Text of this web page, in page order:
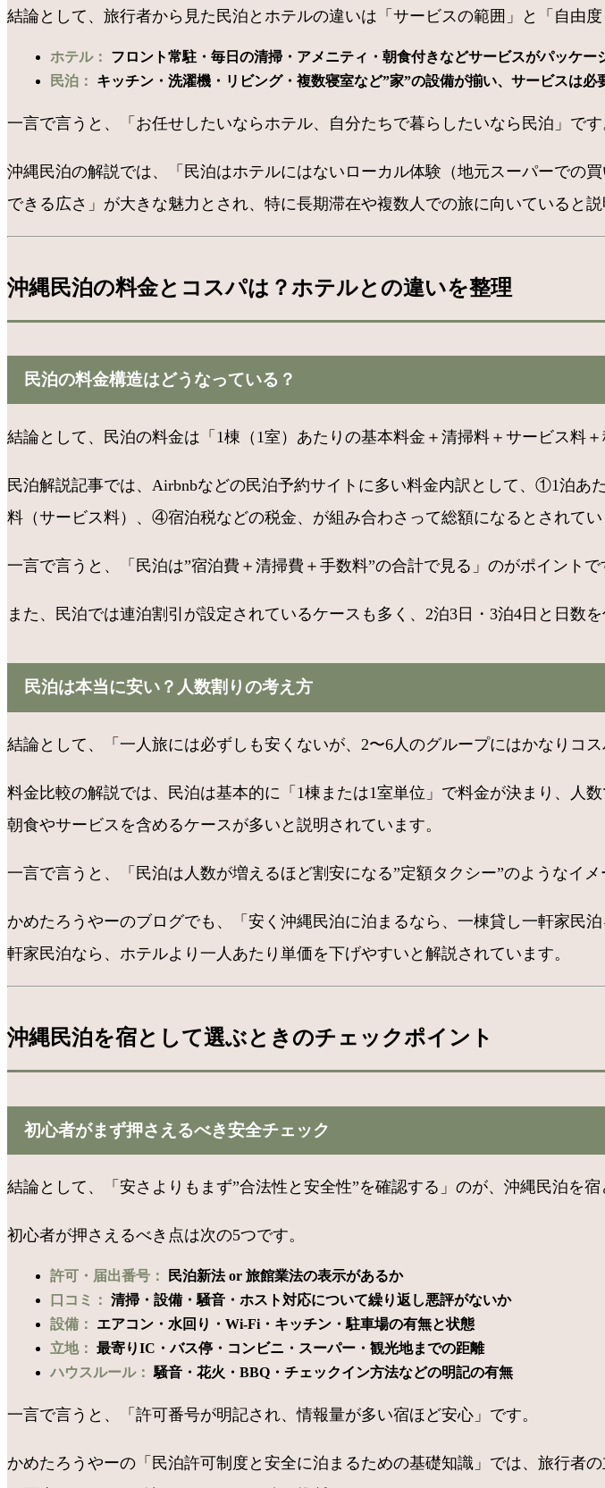
結論として、旅行者から見た民泊とホテルの違いは「サービスの範囲」と「自由度
ホテル：
フロント常駐・毎日の清掃・アメニティ・朝食付きなどサービスがパッケー
民泊：
キッチン・洗濯機・リビング・複数寝室など”家”の設備が揃い、サービスは必
一言で言うと、「お任せしたいならホテル、自分たちで暮らしたいなら民泊」です
沖縄民泊の解説では、「民泊はホテルにはないローカル体験（地元スーパーでの
できる広さ」が大きな魅力とされ、特に長期滞在や複数人での旅に向いていると説
沖縄民泊の料金とコスパは？ホテルとの違いを整理
民泊の料金構造はどうなっている？
結論として、民泊の料金は「1棟（1室）あたりの基本料金＋清掃料＋サービス料＋
民泊解説記事では、Airbnbなどの民泊予約サイトに多い料金内訳として、①1泊
料（サービス料）、④宿泊税などの税金、が組み合わさって総額になるとされてい
一言で言うと、「民泊は”宿泊費＋清掃費＋手数料”の合計で見る」のがポイントで
また、民泊では連泊割引が設定されているケースも多く、2泊3日・3泊4日と日数
民泊は本当に安い？人数割りの考え方
結論として、「一人旅には必ずしも安くないが、2〜6人のグループにはかなりコス
料金比較の解説では、民泊は基本的に「1棟または1室単位」で料金が決まり、人
朝食やサービスを含めるケースが多いと説明されています。
一言で言うと、「民泊は人数が増えるほど割安になる”定額タクシー”のようなイメ
かめたろうやーのブログでも、「安く沖縄民泊に泊まるなら、一棟貸し一軒家民
軒家民泊なら、ホテルより一人あたり単価を下げやすいと解説されています。
沖縄民泊を宿として選ぶときのチェックポイント
初心者がまず押さえるべき安全チェック
結論として、「安さよりもまず”合法性と安全性”を確認する」のが、沖縄民泊を
初心者が押さえるべき点は次の5つです。
許可・届出番号：
民泊新法 or 旅館業法の表示があるか
口コミ： 清掃・設備・騒音・ホスト対応について繰り返し悪評がないか
設備：
エアコン・水回り・Wi-Fi・キッチン・駐車場の有無と状態
立地： 最寄りIC・バス停・コンビニ・スーパー・観光地までの距離
ハウスルール： 騒音・花火・BBQ・チェックイン方法などの明記の有無
一言で言うと、「許可番号が明記され、情報量が多い宿ほど安心」です。
かめたろうやーの「民泊許可制度と安全に泊まるための基礎知識」では、旅行者